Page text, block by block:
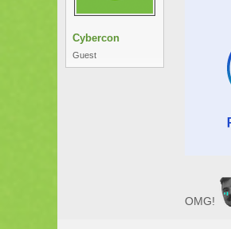
Cybercon
Guest
OMG!